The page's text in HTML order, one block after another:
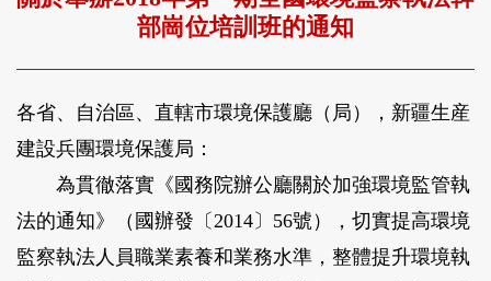
部崗位培訓班的通知
各省、自治區、直轄市環境保護廳（局），新疆生産
建設兵團環境保護局：
為貫徹落實《國務院辦公廳關於加強環境監管執
法的通知》（國辦發〔2014〕56號），切實提高環境
監察執法人員職業素養和業務水準，整體提升環境執